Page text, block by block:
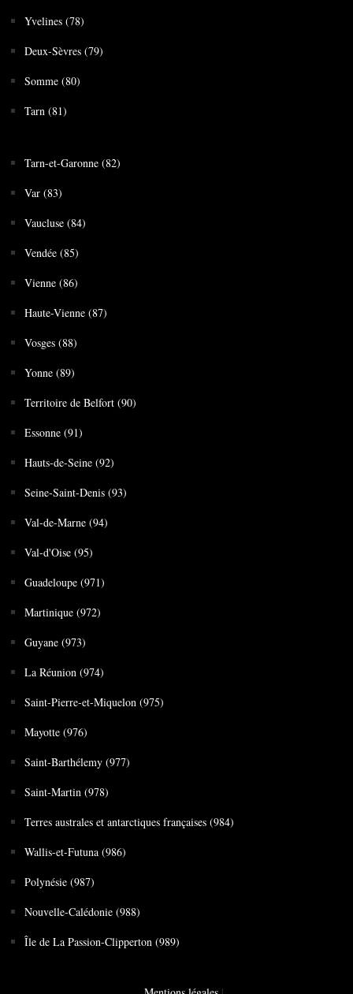
Yvelines (78)
Deux-Sèvres (79)
Somme (80)
Tarn (81)
Tarn-et-Garonne (82)
Var (83)
Vaucluse (84)
Vendée (85)
Vienne (86)
Haute-Vienne (87)
Vosges (88)
Yonne (89)
Territoire de Belfort (90)
Essonne (91)
Hauts-de-Seine (92)
Seine-Saint-Denis (93)
Val-de-Marne (94)
Val-d'Oise (95)
Guadeloupe (971)
Martinique (972)
Guyane (973)
La Réunion (974)
Saint-Pierre-et-Miquelon (975)
Mayotte (976)
Saint-Barthélemy (977)
Saint-Martin (978)
Terres australes et antarctiques françaises (984)
Wallis-et-Futuna (986)
Polynésie (987)
Nouvelle-Calédonie (988)
Île de La Passion-Clipperton (989)